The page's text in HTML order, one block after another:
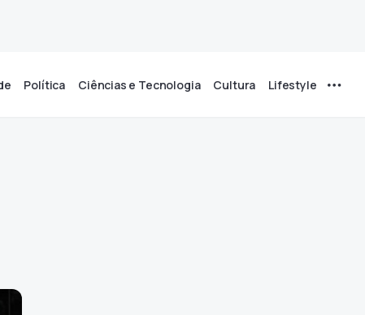
Política Ciências e Tecnologia Cultura Lifestyle